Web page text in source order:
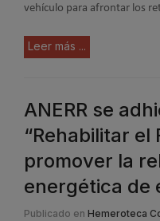
vehículo para afrontar los
Leer más ...
ANERR se
“Rehabilitar el
promover la
energética de
Publicado en Hemeroteca